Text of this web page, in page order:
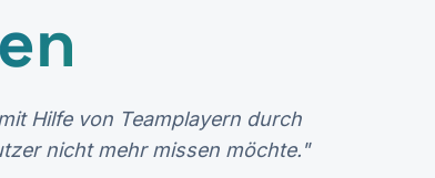
Hilfe von Teamplayern durch
nicht mehr missen möchte."